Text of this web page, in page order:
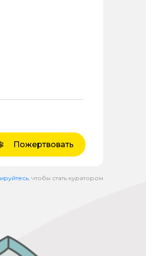
Пожертвовать
, чтобы стать куратором